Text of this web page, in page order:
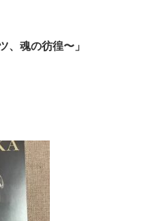
、魂の彷徨〜」